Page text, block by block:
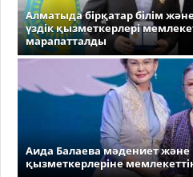
Алматыда бірқатар білім
үздік қызметкерлері
марапатталды
Аида Балаева мәдениет
қызметкерлеріне